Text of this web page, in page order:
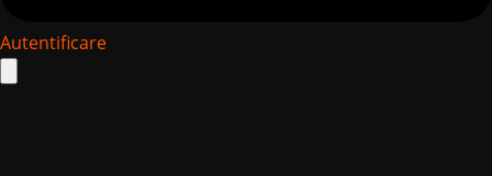
Autentificare